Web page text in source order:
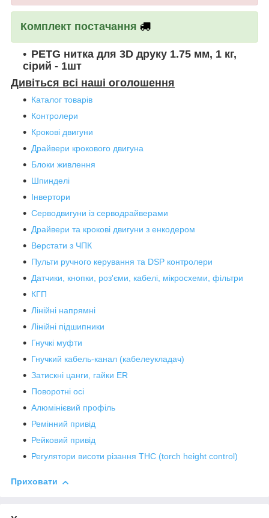
Комплект постачання
PETG нитка для 3D друку 1.75 мм, 1 кг,
сірий - 1шт
Дивіться всі наші оголошення
Каталог товарів
Контролери
Крокові двигуни
Драйвери крокового двигуна
Блоки живлення
Шпинделі
Інвертори
Серводвигуни із серводрайверами
Драйвери та крокові двигуни з енкодером
Верстати з ЧПК
Пульти ручного керування та DSP контролери
Датчики, кнопки, роз'єми, кабелі, мікросхеми, фільтри
КГП
Лінійні напрямні
Лінійні підшипники
Гнучкі муфти
Гнучкий кабель-канал (кабелеукладач)
Затискні цанги, гайки ER
Поворотні осі
Алюмінієвий профіль
Ремінний привід
Рейковий привід
Регулятори висоти різання THC (torch height control)
Приховати